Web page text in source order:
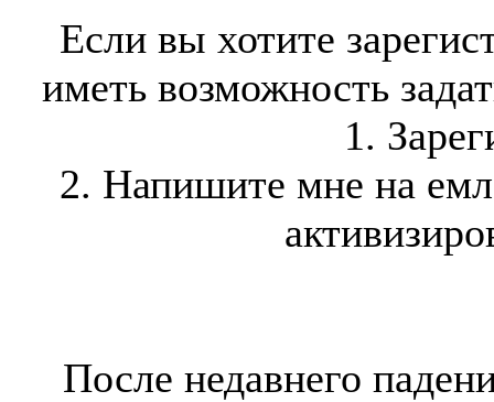
Если вы хотите
иметь возможность
1.
2. Напишите мне на
После недавнего